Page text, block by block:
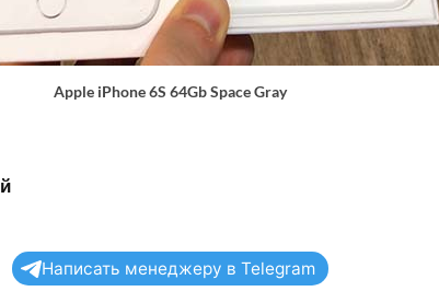
Apple iPhone 6S 64Gb Space Gray
Написать менеджеру в Telegram